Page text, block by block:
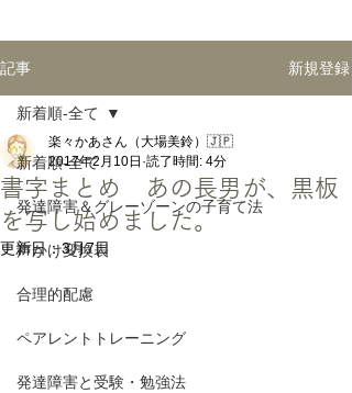
記事 新規登録
新着順-全て
発達障害＆グレーゾーンの子育て法
声かけ変換表
合理的配慮
ペアレントトレーニング
発達障害と受験・勉強法
新着順-全て
書字まとめ あの長男が、黒板
を写し始めました。
楽々かあさん（大場美鈴）🇯🇵
2017年2月10日 読了時間: 4分
更新日：3月7日